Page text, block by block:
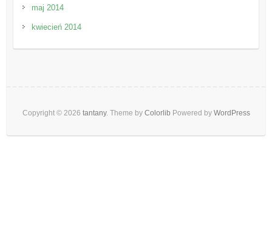
maj 2014
kwiecień 2014
Copyright © 2026 tantany. Theme by Colorlib Powered by WordPress